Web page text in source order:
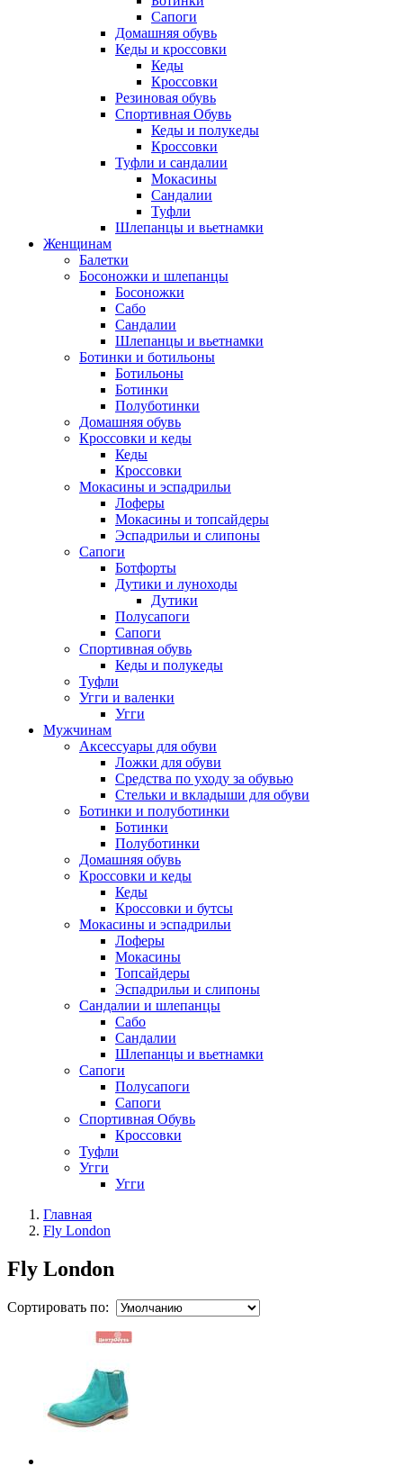
Сапоги
Домашняя обувь
Кеды и кроссовки
Кеды
Кроссовки
Резиновая обувь
Спортивная Обувь
Кеды и полукеды
Кроссовки
Туфли и сандалии
Мокасины
Сандалии
Туфли
Шлепанцы и вьетнамки
Женщинам
Балетки
Босоножки и шлепанцы
Босоножки
Сабо
Сандалии
Шлепанцы и вьетнамки
Ботинки и ботильоны
Ботильоны
Ботинки
Полуботинки
Домашняя обувь
Кроссовки и кеды
Кеды
Кроссовки
Мокасины и эспадрильи
Лоферы
Мокасины и топсайдеры
Эспадрильи и слипоны
Сапоги
Ботфорты
Дутики и луноходы
Дутики
Полусапоги
Сапоги
Спортивная обувь
Кеды и полукеды
Туфли
Угги и валенки
Угги
Мужчинам
Аксессуары для обуви
Ложки для обуви
Средства по уходу за обувью
Стельки и вкладыши для обуви
Ботинки и полуботинки
Ботинки
Полуботинки
Домашняя обувь
Кроссовки и кеды
Кеды
Кроссовки и бутсы
Мокасины и эспадрильи
Лоферы
Мокасины
Топсайдеры
Эспадрильи и слипоны
Сандалии и шлепанцы
Сабо
Сандалии
Шлепанцы и вьетнамки
Сапоги
Полусапоги
Сапоги
Спортивная Обувь
Кроссовки
Туфли
Угги
Угги
Главная
Fly London
Fly London
Сортировать по: